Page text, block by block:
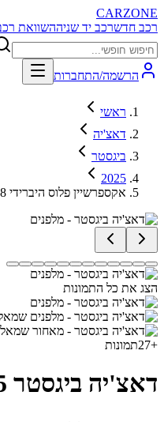
CARZONE
רכב חדשרכב יד שניההשוואת
הרשמה/התחברות
ראשי
דאצ'יה
ביגסטר
2025
אקספרשיין פלוס היברידי 1.8 ליטר
הצג את כל התמונות
+
27תמונות
דאצ'יה ביגסטר